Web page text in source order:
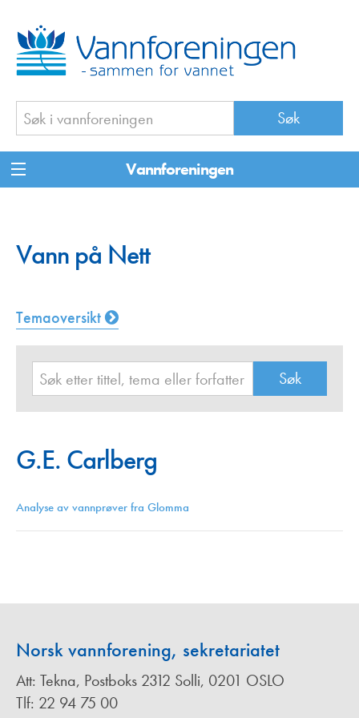
Vannforeningen
Vann på Nett
Temaoversikt
G.E. Carlberg
Analyse av vannprøver fra Glomma
Norsk vannforening, sekretariatet
Att: Tekna, Postboks 2312 Solli, 0201 OSLO
Tlf: 22 94 75 00